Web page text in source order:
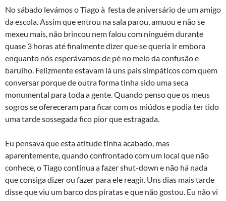
No sábado levámos o Tiago à festa de aniversário de um amigo
da escola. Assim que entrou na sala parou, amuou e não se
mexeu mais, não brincou nem falou com ninguém durante
quase 3 horas até finalmente dizer que se queria ir embora
enquanto nós esperávamos de pé no meio da confusão e
barulho. Felizmente estavam lá uns pais simpáticos com quem
conversar porque de outra forma tinha sido uma seca
monumental para toda a gente. Quando penso que os meus
sogros se ofereceram para ficar com os miúdos e podia ter tido
uma tarde sossegada fico pior que estragada.
Eu pensava que esta atitude tinha acabado, mas
aparentemente, quando confrontado com um local que não
conhece, o Tiago continua a fazer shut-down e não há nada
que consiga dizer ou fazer para ele reagir. Uns dias mais tarde
disse que viu um barco dos piratas e que não gostou. Eu não vi